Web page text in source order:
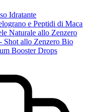
Idratante
e Peptidi di Maca
Naturale allo Zenzero
Shot allo Zenzero Bio
Booster Drops